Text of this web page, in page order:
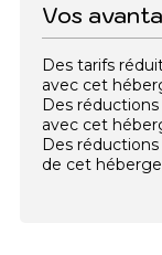
Vos
Des tarifs
avec cet
Des
avec cet
Des
de cet